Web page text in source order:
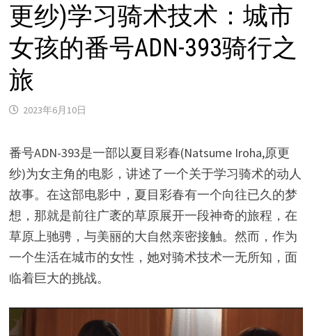
更纱)学习骑术技术：城市
女孩的番号ADN-393骑行之
旅
2023年6月10日
番号ADN-393是一部以夏目彩春(Natsume Iroha,原更
纱)为女主角的电影，讲述了一个关于学习骑术的动人
故事。在这部电影中，夏目彩春有一个向往已久的梦
想，那就是前往广袤的草原展开一段神奇的旅程，在
草原上驰骋，与美丽的大自然亲密接触。然而，作为
一个生活在城市的女性，她对骑术技术一无所知，面
临着巨大的挑战。